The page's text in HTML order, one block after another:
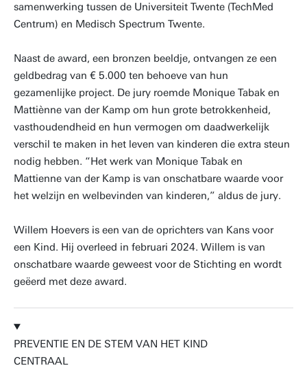
samenwerking tussen de Universiteit Twente (TechMed
Centrum) en Medisch Spectrum Twente.
Naast de award, een bronzen beeldje, ontvangen ze een
geldbedrag van € 5.000 ten behoeve van hun
gezamenlijke project. De jury roemde Monique Tabak en
Mattiènne van der Kamp om hun grote betrokkenheid,
vasthoudendheid en hun vermogen om daadwerkelijk
verschil te maken in het leven van kinderen die extra steun
nodig hebben. “Het werk van Monique Tabak en
Mattienne van der Kamp is van onschatbare waarde voor
het welzijn en welbevinden van kinderen,” aldus de jury.
Willem Hoevers is een van de oprichters van Kans voor
een Kind. Hij overleed in februari 2024. Willem is van
onschatbare waarde geweest voor de Stichting en wordt
geëerd met deze award.
PREVENTIE EN DE STEM VAN HET KIND
CENTRAAL